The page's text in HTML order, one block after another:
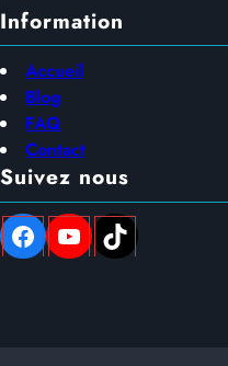
Information
Accueil
Blog
FAQ
Contact
Suivez nous
Facebook YouTube TikTok